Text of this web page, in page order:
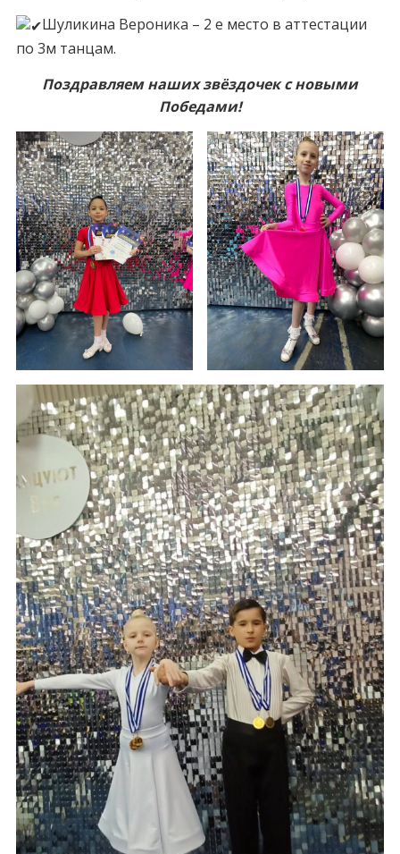
Шуликина Вероника – 2 е место в аттестации
по 3м танцам.
Поздравляем наших звёздочек с новыми
Победами!